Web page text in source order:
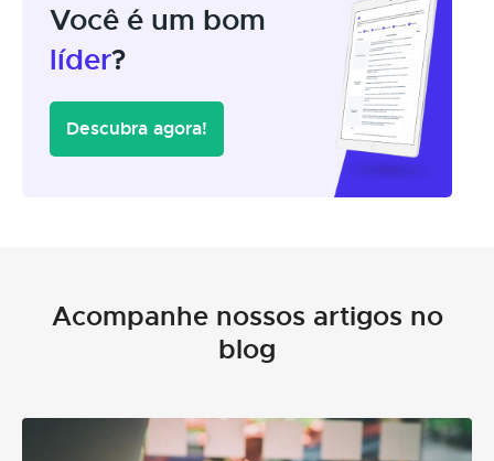
Você é um bom
líder?
Descubra agora!
Acompanhe nossos artigos no
blog